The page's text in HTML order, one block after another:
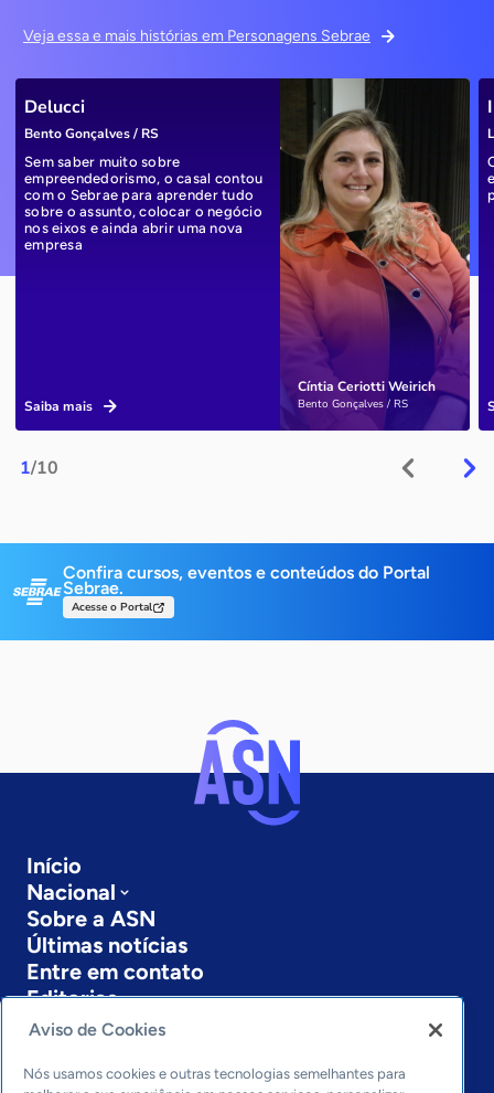
Veja essa e mais histórias em Personagens Sebrae
1/10
Cíntia Ceriotti Weirich
Bento Gonçalves / RS
Delucci
Bento Gonçalves / RS
Sem saber muito sobre
empreendedorismo, o casal contou
com o Sebrae para aprender tudo
sobre o assunto, colocar o negócio
nos eixos e ainda abrir uma nova
empresa
Saiba mais
Confira cursos, eventos e conteúdos do Portal
Sebrae.
Acesse o Portal
Início
Nacional
Sobre a ASN
Últimas notícias
Entre em contato
Editorias
Economia & Política
Inovação & Tecnologia
Aviso de Cookies
Nós usamos cookies e outras tecnologias semelhantes para